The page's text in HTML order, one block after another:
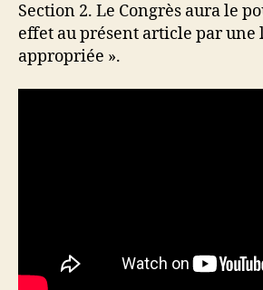
Section 2. Le Congrès aura le
effet au présent article par
appropriée ».